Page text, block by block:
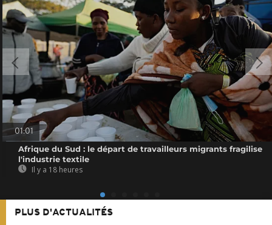
01:01
Afrique du Sud : le départ de travailleurs migrants fragilise
l'industrie textile
Il y a 18 heures
PLUS D'ACTUALITÉS